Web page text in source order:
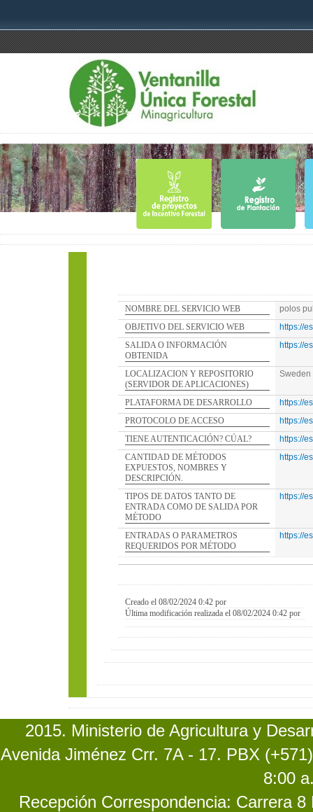
NOMBRE DEL SERVICIO WEB
polos
OBJETIVO DEL SERVICIO WEB
https://
SALIDA O INFORMACIÓN
OBTENIDA
https://
LOCALIZACION Y REPOSITORIO
(SERVIDOR DE APLICACIONES)
Sweden
PLATAFORMA DE DESARROLLO
https://
PROTOCOLO DE ACCESO
https://
TIENE AUTENTICACIÓN? CÚAL?
https://
CANTIDAD DE MÉTODOS
EXPUESTOS, NOMBRES Y
DESCRIPCIÓN.
https://
TIPOS DE DATOS TANTO DE
ENTRADA COMO DE SALIDA POR
MÉTODO
https://
ENTRADAS O PARAMETROS
REQUERIDOS POR MÉTODO
https://
Creado el 08/02/2024 0:42 por
Última modificación realizada el 08/02/2024 0:42 por
2015. Ministerio de Agricultura y
Avenida Jiménez Crr. 7A - 17. PBX
8:00
Recepción Correspondencia: Carrera